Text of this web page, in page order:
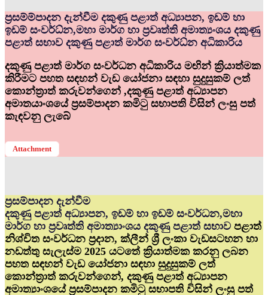
ප්‍රසම්ම්පාදන දැන්වීම දකුණු පළාත් අධ්‍යාපන, ඉඩම් හා
ඉඩම් සංවර්ධ්‍න,මහා මාර්ග හා ප්‍රවෘත්ති අමාත්‍යංශය දකුණු
පළාත් සභාව දකුණු පළාත් මාර්ග සංවර්ධ්‍න අධිකාරිය
දකුණු පළාත් මාර්ග සංවර්ධන අධිකාරිය මඟින් ක්‍රියාත්මක
කිරීමට පහත සඳහන් වැඩ යෝජනා සඳහා සුදුසුකම් ලත්
කොන්ත්‍රාත් කරුවන්ගෙන් ,දකුණු පළාත් අධ්‍යාපන
අමාතයාංශයේ ප්‍රසම්පාදන කමිටු සභාපති විසින් ලංසු පත්
කැඳවනු ලැබේ
Attachment
ප්‍රසම්පාදන දැන්වීම
දකුණු පළාත් අධ්‍යාපන, ඉඩම් හා ඉඩම් සංවර්ධන,මහා
මාර්ග හා ප්‍රවෘත්ති අමාත්‍යාංශය දකුණු පළාත් සභාව පළාත්
නිශ්චිත සංවර්ධන ප්‍රදාන, ක්ලීන් ශ්‍රී ලංකා වැඩසටහන හා
නඩත්තු සැලැස්ම 2025 යටතේ ක්‍රියාත්මක කරනු ලබන
පහත සඳහන් වැඩ යෝජනා සඳහා සුදුසුකම් ලත්
කොන්ත්‍රාත් කරුවන්ගෙන්, දකුණු පළාත් අධ්‍යාපන
අමාත්‍යාංශයේ ප්‍රසම්පාදන කමිටු සභාපති විසින් ලංසු පත්